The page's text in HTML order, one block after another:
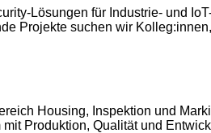
Lösungen für Industrie- und
Projekte suchen wir
Housing, Inspektion und
Produktion, Qualität und